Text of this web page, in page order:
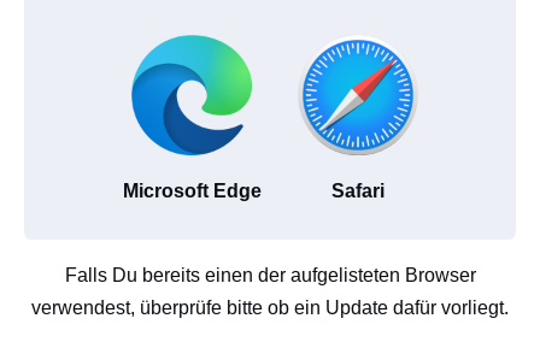
Microsoft Edge Safari
Falls Du bereits einen der aufgelisteten Browser
verwendest, überprüfe bitte ob ein Update dafür vorliegt.